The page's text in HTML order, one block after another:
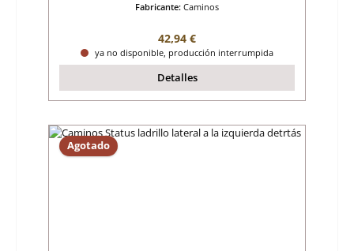
Fabricante: Caminos
Precio normal:
42,94 €
ya no disponible, producción interrumpida
Detalles
Agotado